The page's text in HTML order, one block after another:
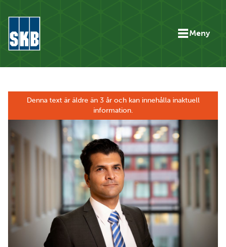
Meny
Denna text är äldre än 3 år och kan innehålla inaktuell
information.